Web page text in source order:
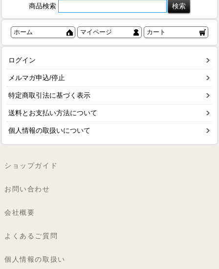
商品検索
ホーム マイページ カート
ログイン
メルマガ申込/停止
特定商取引法に基づく表示
送料とお支払い方法について
個人情報の取扱いについて
ショップガイド
お問い合わせ
会社概要
よくあるご質問
個人情報の取扱い